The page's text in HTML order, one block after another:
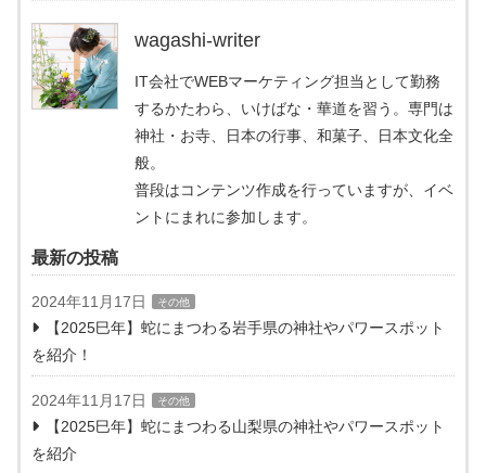
wagashi-writer
IT会社でWEBマーケティング担当として勤務
するかたわら、いけばな・華道を習う。専門は
神社・お寺、日本の行事、和菓子、日本文化全
般。
普段はコンテンツ作成を行っていますが、イベ
ントにまれに参加します。
最新の投稿
2024年11月17日 その他
【2025巳年】蛇にまつわる岩手県の神社やパワースポット
を紹介！
2024年11月17日 その他
【2025巳年】蛇にまつわる山梨県の神社やパワースポット
を紹介